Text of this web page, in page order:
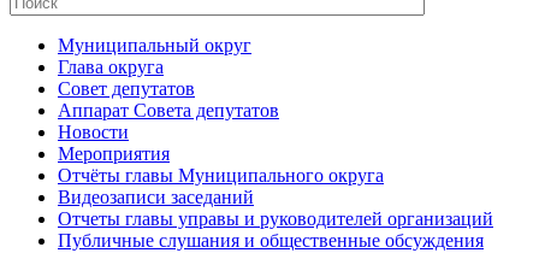
Муниципальный округ
Глава округа
Совет депутатов
Аппарат Совета депутатов
Новости
Мероприятия
Отчёты главы Муниципального округа
Видеозаписи заседаний
Отчеты главы управы и руководителей организаций
Публичные слушания и общественные обсуждения